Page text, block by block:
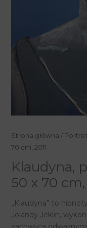
Strona główna / Portret
70 cm, 2011
Klaudyna,
50 x 70 cm,
„Klaudyna” to
Jolandy Jeklin,
ilość
Klaudyna,
na
papierze,
x
70